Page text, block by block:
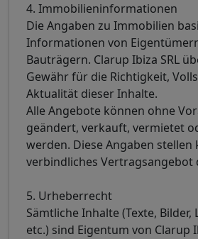
4. Immobilieninformationen
Die Angaben zu Immobilien
Informationen von
Bauträgern. Clarup Ibiza SRL
Gewähr für die Richtigkeit,
Aktualität dieser Inhalte.
Alle Angebote können ohne
geändert, verkauft, vermietet
werden. Diese Angaben stellen
verbindliches Vertragsangebot
5. Urheberrecht
Sämtliche Inhalte (Texte, Bilder,
etc.) sind Eigentum von Clarup